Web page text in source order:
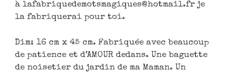
à lafabriquedemotsmagiques@hotmail.fr je
la fabriquerai pour toi.
Dim: 16 cm x 45 cm. Fabriquée avec beaucoup
de patience et d’AMOUR dedans. Une baguette
de noisetier du jardin de ma Maman. Un